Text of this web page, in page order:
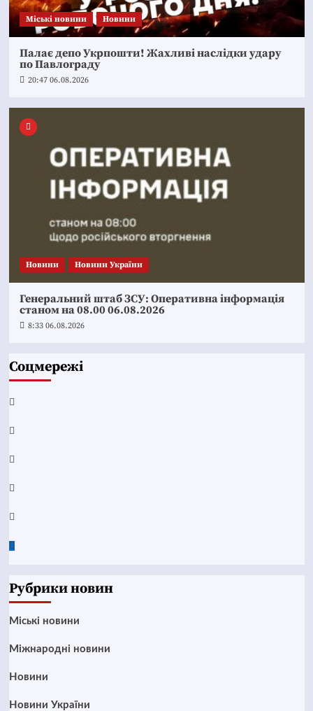
Mіські новини Новини
Палає депо Укрпошти! Жахливі наслідки удару
по Павлограду
20:47 06.08.2026
Новини Новини України
Генеральний штаб ЗСУ: Оперативна інформація
станом на 08.00 06.08.2026
8:33 06.08.2026
Соцмережі
Facebook
YouTube
Telegram
Instagram
Twitter
Google
Рубрики новин
Mіські новини
Міжнародні новини
Новини
Новини України